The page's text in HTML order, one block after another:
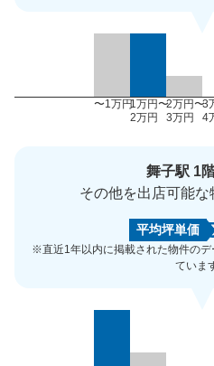
〜1万円1万円〜
2万円
2万円〜
3万円
3
4
舞子駅 1
その他を出店可能
平均坪単価
※直近1年以内に掲載された物件の
ていま